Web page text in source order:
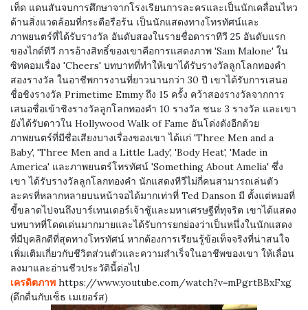
เท็ด แดนสันจบการศึกษาจากโรงเรียนการละครและเป็นนักเคลื่อนไหว
ด้านสิ่งแวดล้อมที่กระตือรือร้น เป็นนักแสดงทางโทรทัศน์และ
ภาพยนตร์ที่ได้รับรางวัล อันดับสองในรายชื่อดาราทีวี 25 อันดับแรก
ของไกด์ทีวี การอ้างสิทธิ์ของเขาคือการแสดงภาพ 'Sam Malone' ใน
ซิทคอมเรื่อง 'Cheers' บทบาทที่ทำให้เขาได้รับรางวัลลูกโลกทองคำ
สองรางวัล ในอาชีพการงานที่ยาวนานกว่า 30 ปี เขาได้รับการเสนอ
ชื่อชิงรางวัล Primetime Emmy ถึง 15 ครั้ง คว้าสองรางวัลจากการ
เสนอชื่อเข้าชิงรางวัลลูกโลกทองคำ 10 รางวัล ชนะ 3 รางวัล และเขา
ยังได้รับดาวใน Hollywood Walk of Fame อันโด่งดังอีกด้วย
ภาพยนตร์ที่มีชื่อเสียงบางเรื่องของเขา ได้แก่ 'Three Men and a
Baby', 'Three Men and a Little Lady', 'Body Heat', 'Made in
America' และภาพยนตร์โทรทัศน์ 'Something About Amelia' ซึ่ง
เขา ได้รับรางวัลลูกโลกทองคำ นักแสดงทีวีไม่กี่คนสามารถเล่นตัว
ละครที่หลากหลายบนหน้าจอได้มากเท่าที่ Ted Danson มี ตั้งแต่หมอที่
ขี้ขลาดไปจนถึงบาร์เทนเดอร์เจ้าชู้และมหาเศรษฐีที่ทุจริต เขาได้แสดง
บทบาทที่โดดเด่นมากมายและได้รับการยกย่องว่าเป็นหนึ่งในนักแสดง
ที่มีบุคลิกดีที่สุดทางโทรทัศน์ หากต้องการเรียนรู้ข้อเท็จจริงที่น่าสนใจ
เพิ่มเติมเกี่ยวกับชีวิตส่วนตัวและความสำเร็จในอาชีพของเขา ให้เลื่อน
ลงมาและอ่านชีวประวัตินี้ต่อไป
เครดิตภาพ https://www.youtube.com/watch?v=mPgrtBBxFxg
(ดึกดื่นกับเซ็ธ เมเยอร์ส)